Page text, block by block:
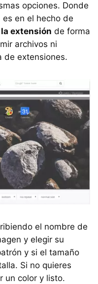
opciones. Donde
en el hecho de
extensión de forma
archivos ni
de extensiones.
el nombre de
y elegir su
y si el tamaño
Si no quieres
un color y listo.